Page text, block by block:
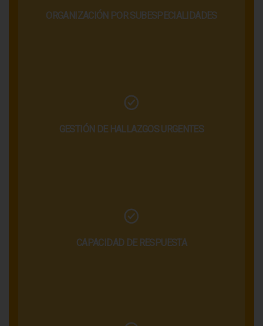
ORGANIZACIÓN POR SUBESPECIALIDADES
GESTIÓN DE HALLAZGOS URGENTES
CAPACIDAD DE RESPUESTA